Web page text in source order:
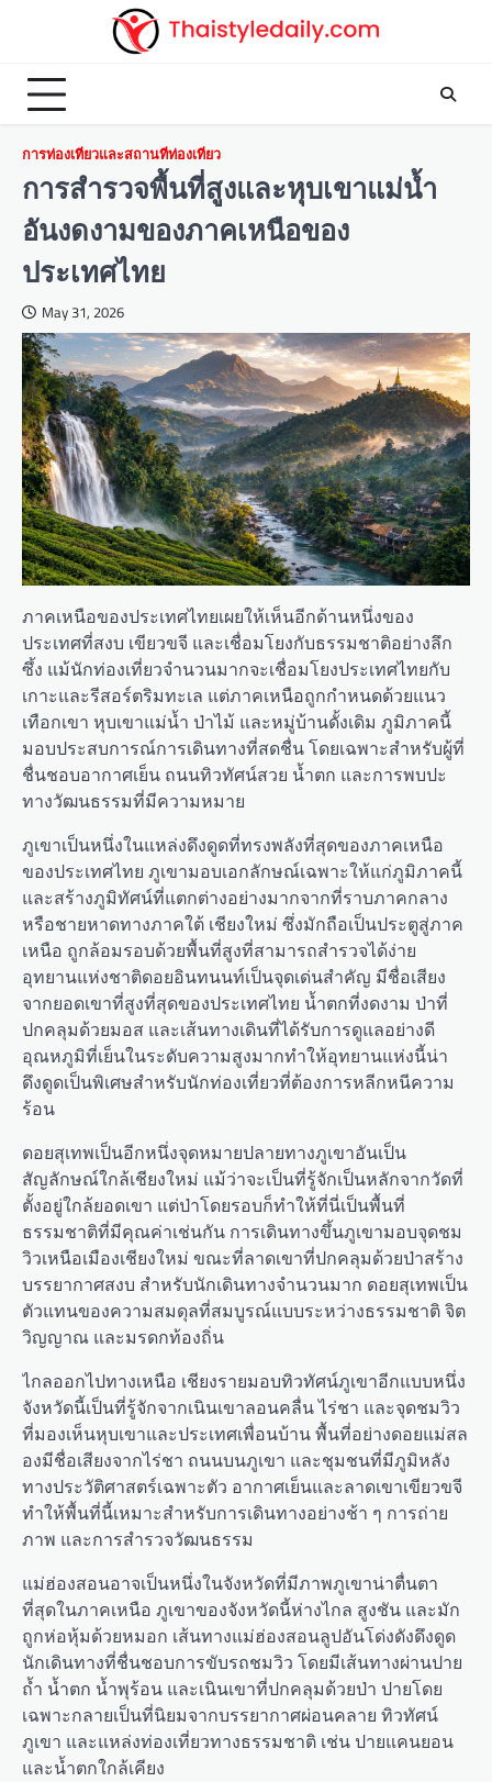
การท่องเที่ยวและสถานที่ท่องเที่ยว
การสำรวจพื้นที่สูงและหุบเขาแม่น้ำ
อันงดงามของภาคเหนือของ
ประเทศไทย
May 31, 2026
ภาคเหนือของประเทศไทยเผยให้เห็นอีกด้านหนึ่งของ
ประเทศที่สงบ เขียวขจี และเชื่อมโยงกับธรรมชาติอย่างลึก
ซึ้ง แม้นักท่องเที่ยวจำนวนมากจะเชื่อมโยงประเทศไทยกับ
เกาะและรีสอร์ตริมทะเล แต่ภาคเหนือถูกกำหนดด้วยแนว
เทือกเขา หุบเขาแม่น้ำ ป่าไม้ และหมู่บ้านดั้งเดิม ภูมิภาคนี้
มอบประสบการณ์การเดินทางที่สดชื่น โดยเฉพาะสำหรับผู้ที่
ชื่นชอบอากาศเย็น ถนนทิวทัศน์สวย น้ำตก และการพบปะ
ทางวัฒนธรรมที่มีความหมาย
ภูเขาเป็นหนึ่งในแหล่งดึงดูดที่ทรงพลังที่สุดของภาคเหนือ
ของประเทศไทย ภูเขามอบเอกลักษณ์เฉพาะให้แก่ภูมิภาคนี้
และสร้างภูมิทัศน์ที่แตกต่างอย่างมากจากที่ราบภาคกลาง
หรือชายหาดทางภาคใต้ เชียงใหม่ ซึ่งมักถือเป็นประตูสู่ภาค
เหนือ ถูกล้อมรอบด้วยพื้นที่สูงที่สามารถสำรวจได้ง่าย
อุทยานแห่งชาติดอยอินทนนท์เป็นจุดเด่นสำคัญ มีชื่อเสียง
จากยอดเขาที่สูงที่สุดของประเทศไทย น้ำตกที่งดงาม ป่าที่
ปกคลุมด้วยมอส และเส้นทางเดินที่ได้รับการดูแลอย่างดี
อุณหภูมิที่เย็นในระดับความสูงมากทำให้อุทยานแห่งนี้น่า
ดึงดูดเป็นพิเศษสำหรับนักท่องเที่ยวที่ต้องการหลีกหนีความ
ร้อน
ดอยสุเทพเป็นอีกหนึ่งจุดหมายปลายทางภูเขาอันเป็น
สัญลักษณ์ใกล้เชียงใหม่ แม้ว่าจะเป็นที่รู้จักเป็นหลักจากวัดที่
ตั้งอยู่ใกล้ยอดเขา แต่ป่าโดยรอบก็ทำให้ที่นี่เป็นพื้นที่
ธรรมชาติที่มีคุณค่าเช่นกัน การเดินทางขึ้นภูเขามอบจุดชม
วิวเหนือเมืองเชียงใหม่ ขณะที่ลาดเขาที่ปกคลุมด้วยป่าสร้าง
บรรยากาศสงบ สำหรับนักเดินทางจำนวนมาก ดอยสุเทพเป็น
ตัวแทนของความสมดุลที่สมบูรณ์แบบระหว่างธรรมชาติ จิต
วิญญาณ และมรดกท้องถิ่น
ไกลออกไปทางเหนือ เชียงรายมอบทิวทัศน์ภูเขาอีกแบบหนึ่ง
จังหวัดนี้เป็นที่รู้จักจากเนินเขาลอนคลื่น ไร่ชา และจุดชมวิว
ที่มองเห็นหุบเขาและประเทศเพื่อนบ้าน พื้นที่อย่างดอยแม่สล
องมีชื่อเสียงจากไร่ชา ถนนบนภูเขา และชุมชนที่มีภูมิหลัง
ทางประวัติศาสตร์เฉพาะตัว อากาศเย็นและลาดเขาเขียวขจี
ทำให้พื้นที่นี้เหมาะสำหรับการเดินทางอย่างช้า ๆ การถ่าย
ภาพ และการสำรวจวัฒนธรรม
แม่ฮ่องสอนอาจเป็นหนึ่งในจังหวัดที่มีภาพภูเขาน่าตื่นตา
ที่สุดในภาคเหนือ ภูเขาของจังหวัดนี้ห่างไกล สูงชัน และมัก
ถูกห่อหุ้มด้วยหมอก เส้นทางแม่ฮ่องสอนลูปอันโด่งดังดึงดูด
นักเดินทางที่ชื่นชอบการขับรถชมวิว โดยมีเส้นทางผ่านปาย
ถ้ำ น้ำตก น้ำพุร้อน และเนินเขาที่ปกคลุมด้วยป่า ปายโดย
เฉพาะกลายเป็นที่นิยมจากบรรยากาศผ่อนคลาย ทิวทัศน์
ภูเขา และแหล่งท่องเที่ยวทางธรรมชาติ เช่น ปายแคนยอน
และน้ำตกใกล้เคียง